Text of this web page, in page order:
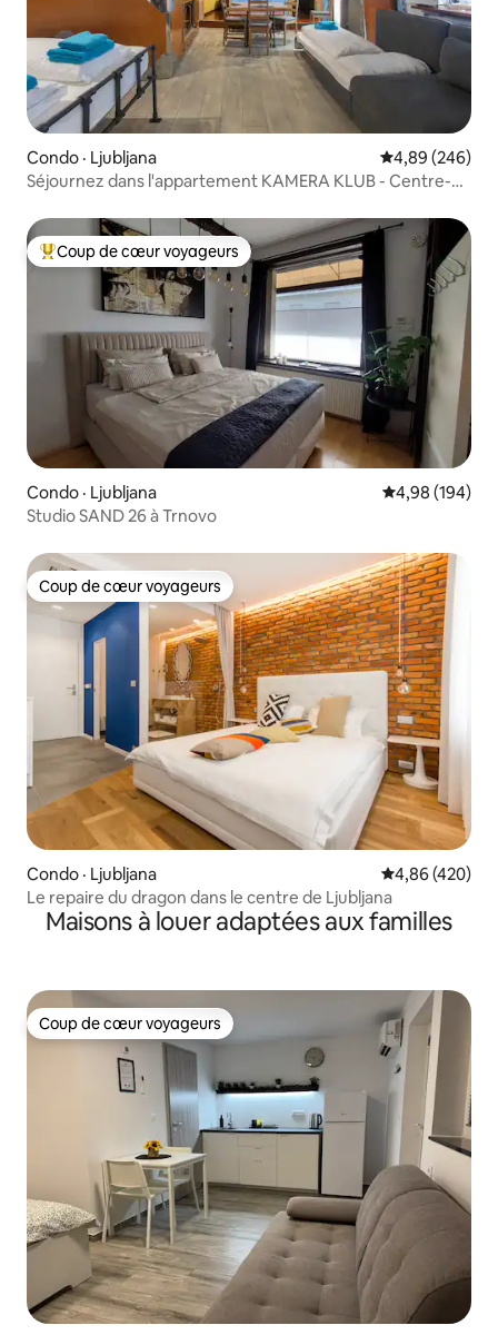
Condo · Ljubljana Note
4,89 (246)
Séjournez dans l'appartement KAMERA KLUB - Centre-
Coup de cœur voyageurs parmi les plus aimés
Coup de cœur voyageurs
Condo · Ljubljana Note
4,98 (194)
Studio SAND 26 à Trnovo
Coup de cœur voyageurs
Coup de cœur voyageurs
Condo · Ljubljana Note
4,86 (420)
Le repaire du dragon dans le centre de Ljubljana
Maisons à louer adaptées aux familles
Coup de cœur voyageurs
Coup de cœur voyageurs